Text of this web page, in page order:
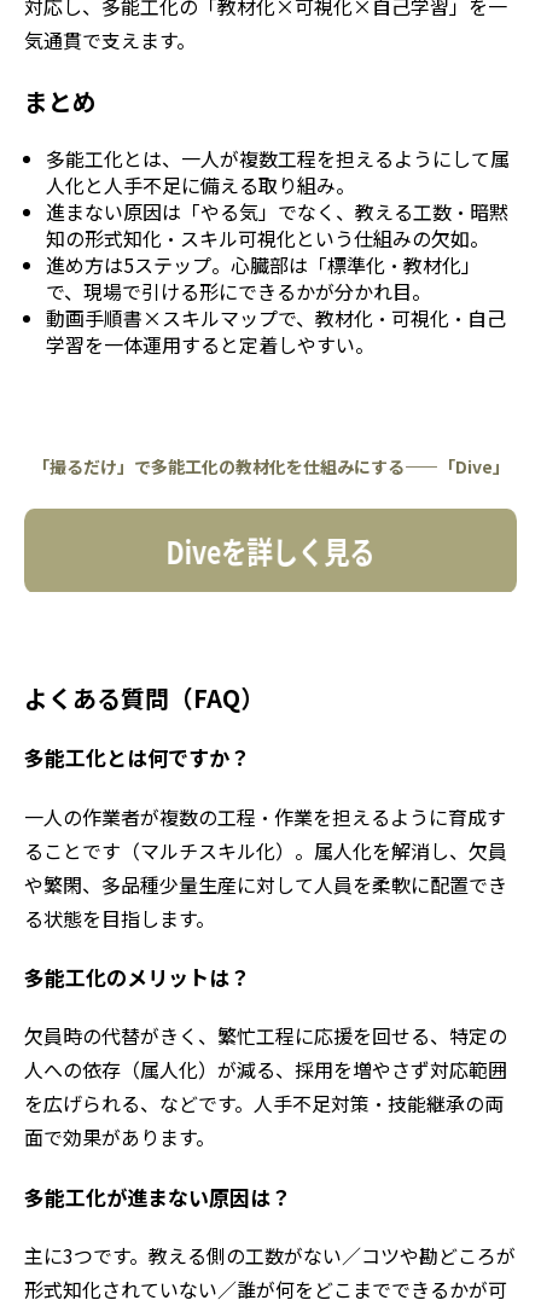
気通貫で支えます。
まとめ
多能工化とは、一人が複数工程を担えるようにして属
人化と人手不足に備える取り組み。
進まない原因は「やる気」でなく、教える工数・暗黙
知の形式知化・スキル可視化という仕組みの欠如。
進め方は5ステップ。心臓部は「標準化・教材化」
で、現場で引ける形にできるかが分かれ目。
動画手順書×スキルマップで、教材化・可視化・自己
学習を一体運用すると定着しやすい。
「撮るだけ」で多能工化の教材化を仕組みにする——「Dive」
よくある質問（FAQ）
多能工化とは何ですか？
一人の作業者が複数の工程・作業を担えるように育成す
ることです（マルチスキル化）。属人化を解消し、欠員
や繁閑、多品種少量生産に対して人員を柔軟に配置でき
る状態を目指します。
多能工化のメリットは？
欠員時の代替がきく、繁忙工程に応援を回せる、特定の
人への依存（属人化）が減る、採用を増やさず対応範囲
を広げられる、などです。人手不足対策・技能継承の両
面で効果があります。
多能工化が進まない原因は？
主に3つです。教える側の工数がない／コツや勘どころが
形式知化されていない／誰が何をどこまでできるかが可